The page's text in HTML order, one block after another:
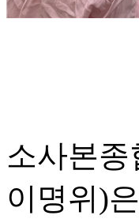
소사본
이명위)